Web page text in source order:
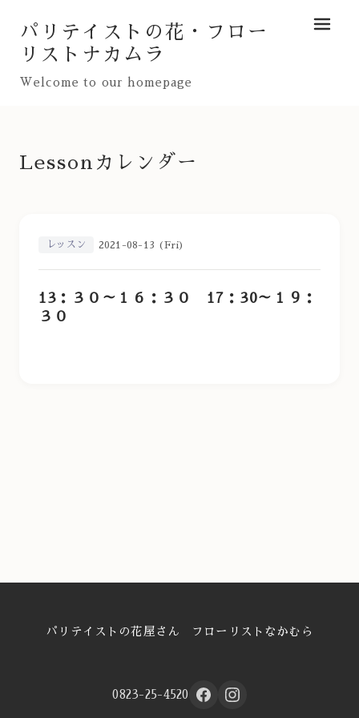
パリテイストの花・フロー
リストナカムラ
Welcome to our homepage
メニュ
Lessonカレンダー
レッスン 2021-08-13 (Fri)
13：３０～１６：３０ 17：30～１９：
３０
パリテイストの花屋さん フローリストなかむら
0823-25-4520